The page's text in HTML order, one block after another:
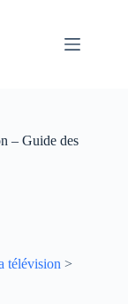
– Guide des
télévision >